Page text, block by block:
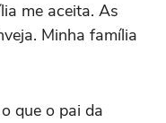
me aceita. As
Minha família
que o pai da